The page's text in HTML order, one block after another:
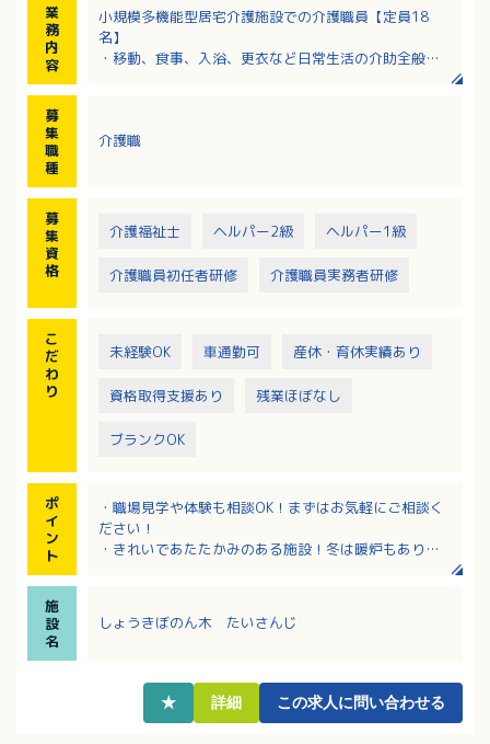
業
務
内
容
小規模多機能型居宅介護施設での介護職員【定員18
名】
・移動、食事、入浴、更衣など日常生活の介助全般
・介護記録の作成（ラウド型ソフトを使用、PC・タブ
募
集
職
種
介護職
募
集
資
格
介護福祉士 ヘルパー2級 ヘルパー1級
介護職員初任者研修 介護職員実務者研修
こ
だ
わ
り
未経験OK 車通勤可 産休・育休実績あり
資格取得支援あり 残業ほぼなし
ブランクOK
ポ
イ
ン
ト
・職場見学や体験も相談OK！まずはお気軽にご相談く
ださい！
・きれいであたたかみのある施設！冬は暖炉もあり季
・スタッフ17名と少人数なので現場の意見が通りやす
タッフのアイデアから！）
施
設
名
しょうきぼのん木 たいさんじ
★ 詳細 この求人に問い合わせる